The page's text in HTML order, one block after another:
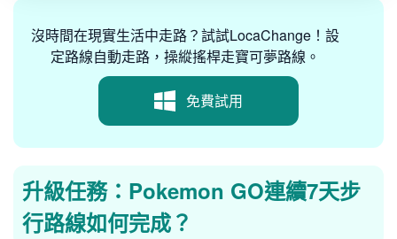
沒時間在現實生活中走路？試試LocaChange！設
定路線自動走路，操縱搖桿走寶可夢路線。
免費試用
升級任務：Pokemon GO連續7天步
行路線如何完成？